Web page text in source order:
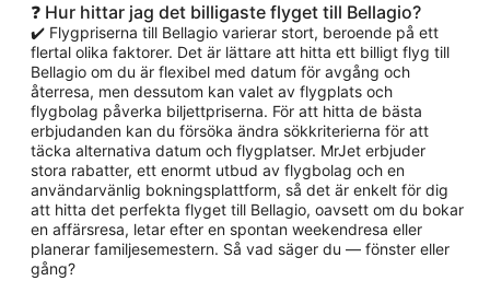
❓ Hur hittar jag det billigaste flyget till Bellagio?
✔️ Flygpriserna till Bellagio varierar stort, beroende på ett
flertal olika faktorer. Det är lättare att hitta ett billigt flyg till
Bellagio om du är flexibel med datum för avgång och
återresa, men dessutom kan valet av flygplats och
flygbolag påverka biljettpriserna. För att hitta de bästa
erbjudanden kan du försöka ändra sökkriterierna för att
täcka alternativa datum och flygplatser. MrJet erbjuder
stora rabatter, ett enormt utbud av flygbolag och en
användarvänlig bokningsplattform, så det är enkelt för dig
att hitta det perfekta flyget till Bellagio, oavsett om du bokar
en affärsresa, letar efter en spontan weekendresa eller
planerar familjesemestern. Så vad säger du — fönster eller
gång?